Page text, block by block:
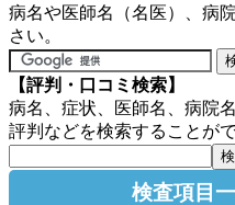
病名や医師名（名医）、病
さい。
【評判・口コミ検索】
病名、症状、医師名、病院
評判などを検索することがで
検査項目